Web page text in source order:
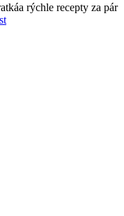
rýchle recepty za pár